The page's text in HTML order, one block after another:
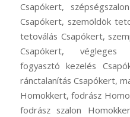
Csapókert,
Csapókert, szemöldök
tetoválás Csapókert,
Csapókert, végleges
fogyasztó kezelés
ránctalanítás Csapókert,
Homokkert, fodrász
fodrász szalon